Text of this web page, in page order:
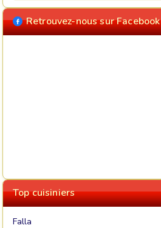
Retrouvez-nous sur Facebook
Top cuisiniers
Falla